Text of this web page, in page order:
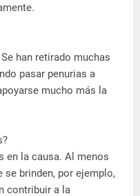
han retirado muchas
pasar penurias a
mucho más la
en la causa. Al menos
se brinden, por ejemplo,
contribuir a la